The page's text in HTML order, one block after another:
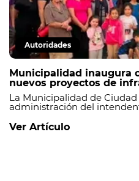
Autoridades
Municipalidad inaugura
nuevos proyectos de
La Municipalidad de Ciudad
administración del
proyectos culminados y
intervenciones que
Ver Artículo